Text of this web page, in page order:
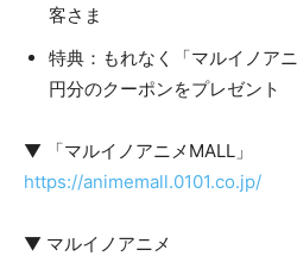
客さま
特典：もれなく「マルイノア
円分のクーポンをプレゼント
▼ 「マルイノアニメMALL」
https://animemall.0101.co.jp/
▼ マルイノアニメ